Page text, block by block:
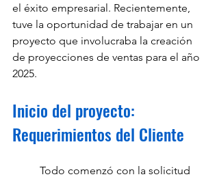
el éxito empresarial. Recientemente,
tuve la oportunidad de trabajar en un
proyecto que involucraba la creación
de proyecciones de ventas para el año
2025.
Inicio del proyecto:
Requerimientos del Cliente
Todo comenzó con la solicitud